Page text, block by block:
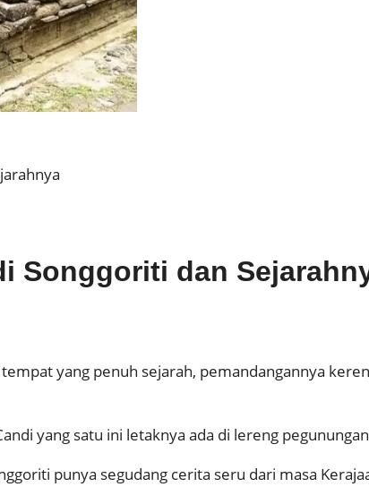
Songgoriti dan
yang penuh sejarah, pemandangannya
yang satu ini letaknya ada di lereng
punya segudang cerita seru dari masa